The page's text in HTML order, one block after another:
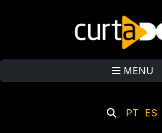
MENU
PT ES